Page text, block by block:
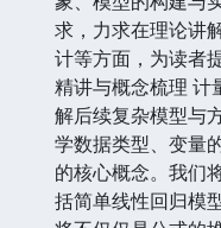
求，力求在理论讲
计等方面，为读者
精讲与概念梳理 计
解后续复杂模型与
学数据类型、变量
的核心概念。我们
括简单线性回归模